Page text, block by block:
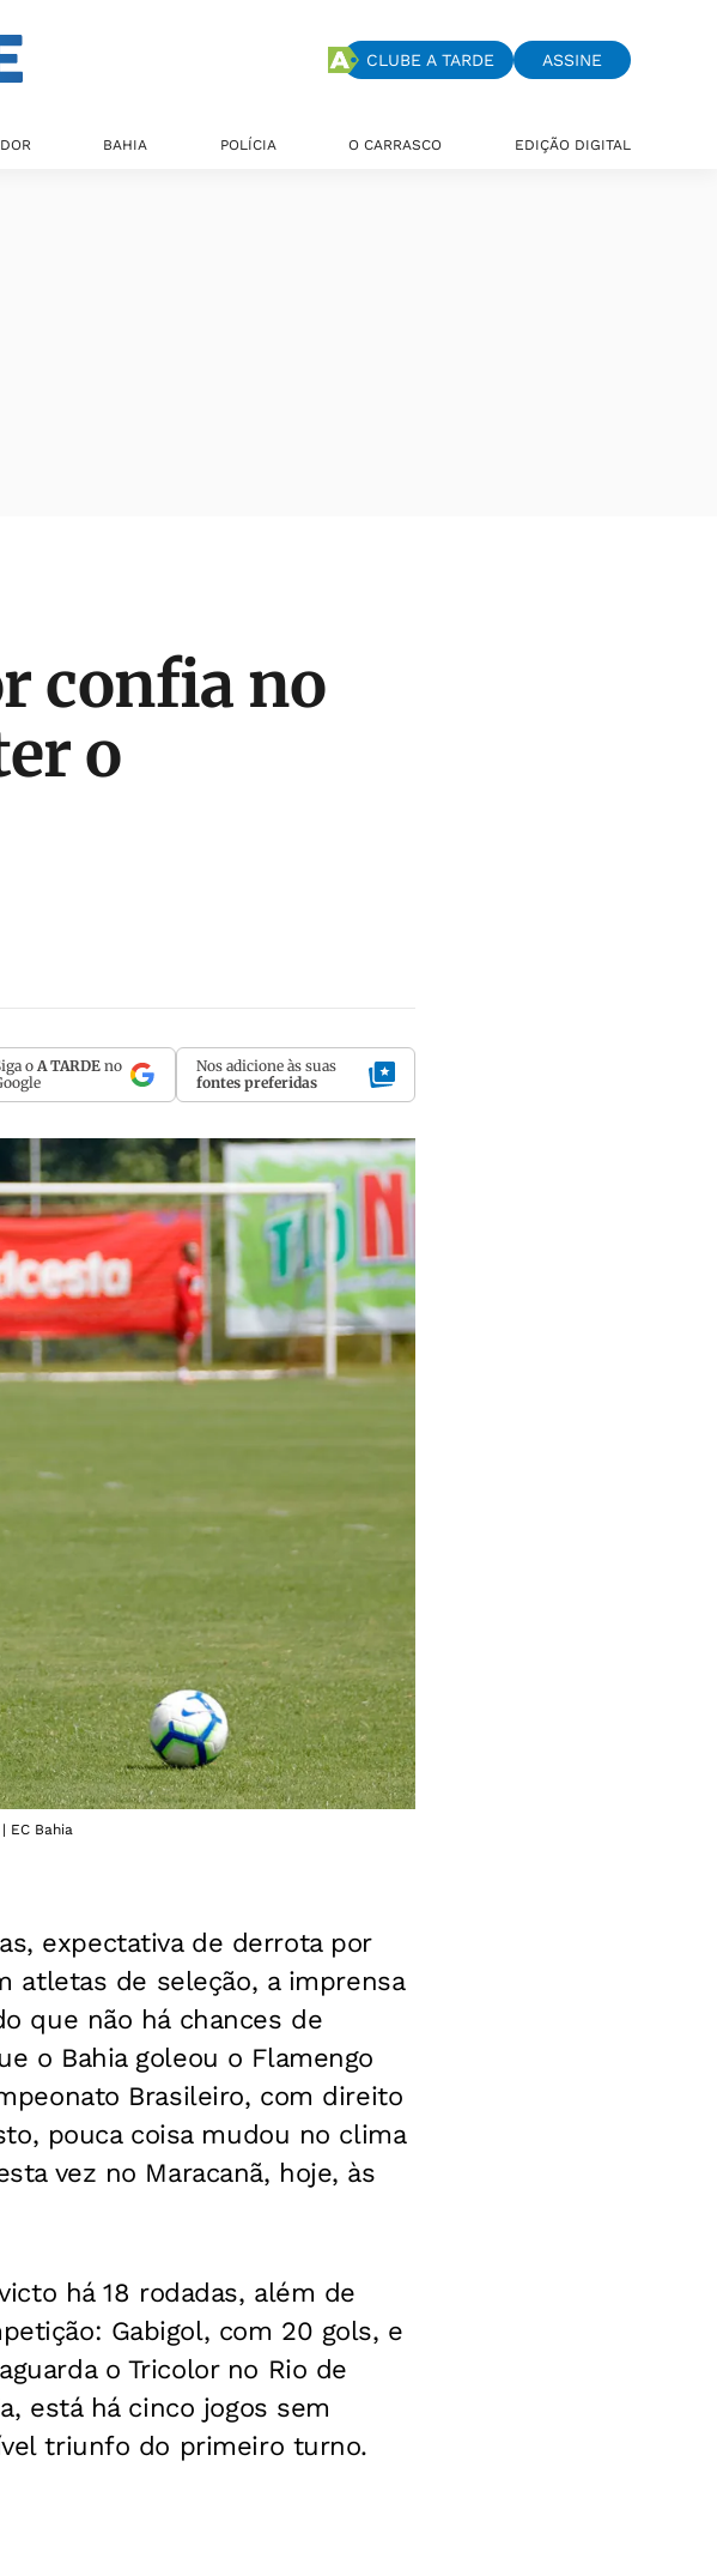
CLUBE A TARDE ASSINE
BAHIA POLÍCIA O CARRASCO EDIÇÃO DIGITAL
confia no
o
oA TARDE no
Nos adicione às suas
fontes preferidas
EC Bahia
expectativa de derrota por
atletas de seleção, a imprensa
que não há chances de
o Bahia goleou o Flamengo
Brasileiro, com direito
pouca coisa mudou no clima
vez no Maracanã, hoje, às
há 18 rodadas, além de
Gabigol, com 20 gols, e
o Tricolor no Rio de
está há cinco jogos sem
triunfo do primeiro turno.